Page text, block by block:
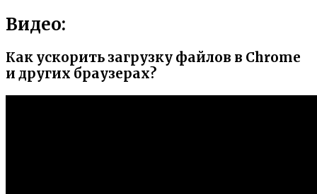
Видео:
Как ускорить загрузку файлов в Chrome
и других браузерах?